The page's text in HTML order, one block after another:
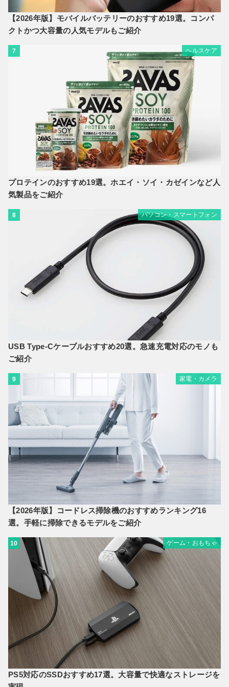
【2026年版】モバイルバッテリーのおすすめ19選。コンパ
クトかつ大容量の人気モデルもご紹介
7 ヘルスケア
プロテインのおすすめ19選。ホエイ・ソイ・カゼインなど人
気製品をご紹介
8 パソコン・スマートフォン
USB Type-Cケーブルおすすめ20選。急速充電対応のモノも
ご紹介
9 家電・カメラ
【2026年版】コードレス掃除機のおすすめランキング16
選。手軽に掃除できるモデルをご紹介
10 ゲーム・おもちゃ
PS5対応のSSDおすすめ17選。大容量で快適なストレージを